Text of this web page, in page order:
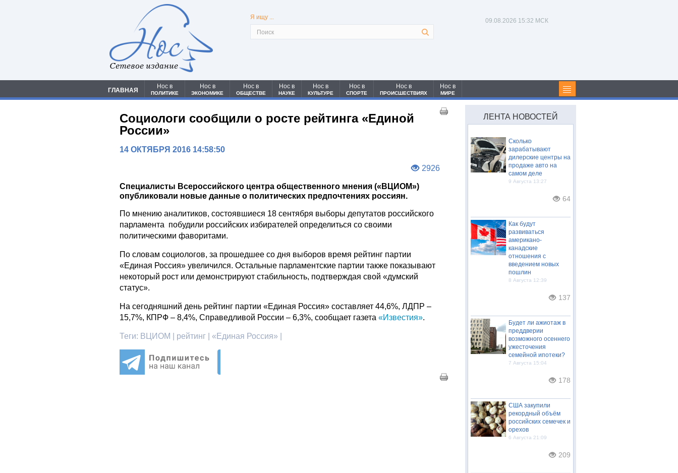
Сетевое издание
Я ищу ... 09.08.2026 15:32 МСК
ГЛАВНАЯ
Нос в
ПОЛИТИКЕ
Нос в
ЭКОНОМИКЕ
Нос в
ОБЩЕСТВЕ
Нос в
НАУКЕ
Нос в
КУЛЬТУРЕ
Нос в
СПОРТЕ
Нос в
ПРОИСШЕСТВИЯХ
Нос в
МИРЕ
Социологи сообщили о росте рейтинга «Единой
России»
14 ОКТЯБРЯ 2016 14:58:50
2926
Специалисты Всероссийского центра общественного мнения («ВЦИОМ»)
опубликовали новые данные о политических предпочтениях россиян.
По мнению аналитиков, состоявшиеся 18 сентября выборы депутатов российского
парламента побудили российских избирателей определиться со своими
политическими фаворитами.
По словам социологов, за прошедшее со дня выборов время рейтинг партии
«Единая Россия» увеличился. Остальные парламентские партии также показывают
некоторый рост или демонстрируют стабильность, подтверждая свой «думский
статус».
На сегодняшний день рейтинг партии «Единая Россия» составляет 44,6%, ЛДПР –
15,7%, КПРФ – 8,4%, Справедливой России – 6,3%, сообщает газета«Известия».
Теги: ВЦИОМ | рейтинг | «Единая Россия» |
ЛЕНТА НОВОСТЕЙ
Сколько
зарабатывают
дилерские центры на
продаже авто на
самом деле
9 Августа 13:27
64
Как будут
развиваться
американо-
канадские
отношения с
введением новых
пошлин
8 Августа 12:39
137
Будет ли ажиотаж в
преддверии
возможного осеннего
ужесточения
семейной ипотеки?
7 Августа 15:04
178
США закупили
рекордный объём
российских семечек и
орехов
6 Августа 21:09
209